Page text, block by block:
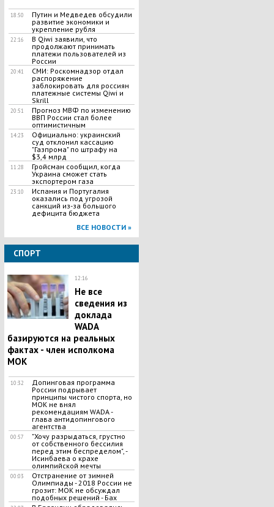
18:50
Путин и Медведев обсудили
развитие экономики и
укрепление рубля
22:16
В Qiwi заявили, что
продолжают принимать
платежи пользователей из
России
20:41
СМИ: Роскомнадзор отдал
распоряжение
заблокировать для россиян
платежные системы Qiwi и
Skrill
20:51
Прогноз МВФ по изменению
ВВП России стал более
оптимистичным
14:23
Официально: украинский
суд отклонил кассацию
"Газпрома" по штрафу на
$3,4 млрд
11:28
Гройсман сообщил, когда
Украина сможет стать
экспортером газа
23:10
Испания и Португалия
оказались под угрозой
санкций из-за большого
дефицита бюджета
ВСЕ НОВОСТИ »
СПОРТ
12:16
Не все
сведения из
доклада
WADA
базируются на реальных
фактах - член исполкома
МОК
10:32
Допинговая программа
России подрывает
принципы чистого спорта, но
МОК не внял
рекомендациям WADA -
глава антидопингового
агентства
00:57
"Хочу разрыдаться, грустно
от собственного бессилия
перед этим беспределом", -
Исинбаева о крахе
олимпийской мечты
00:03
Отстранение от зимней
Олимпиады - 2018 России не
грозит: МОК не обсуждал
подобных решений - Бах